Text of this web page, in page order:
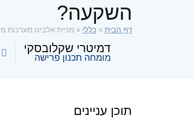
השקעה?
דף הבית » כללי » מניית אלביט מערכות
דמיטרי שקלובסקי
מומחה תכנון פרישה
תוכן עניינים